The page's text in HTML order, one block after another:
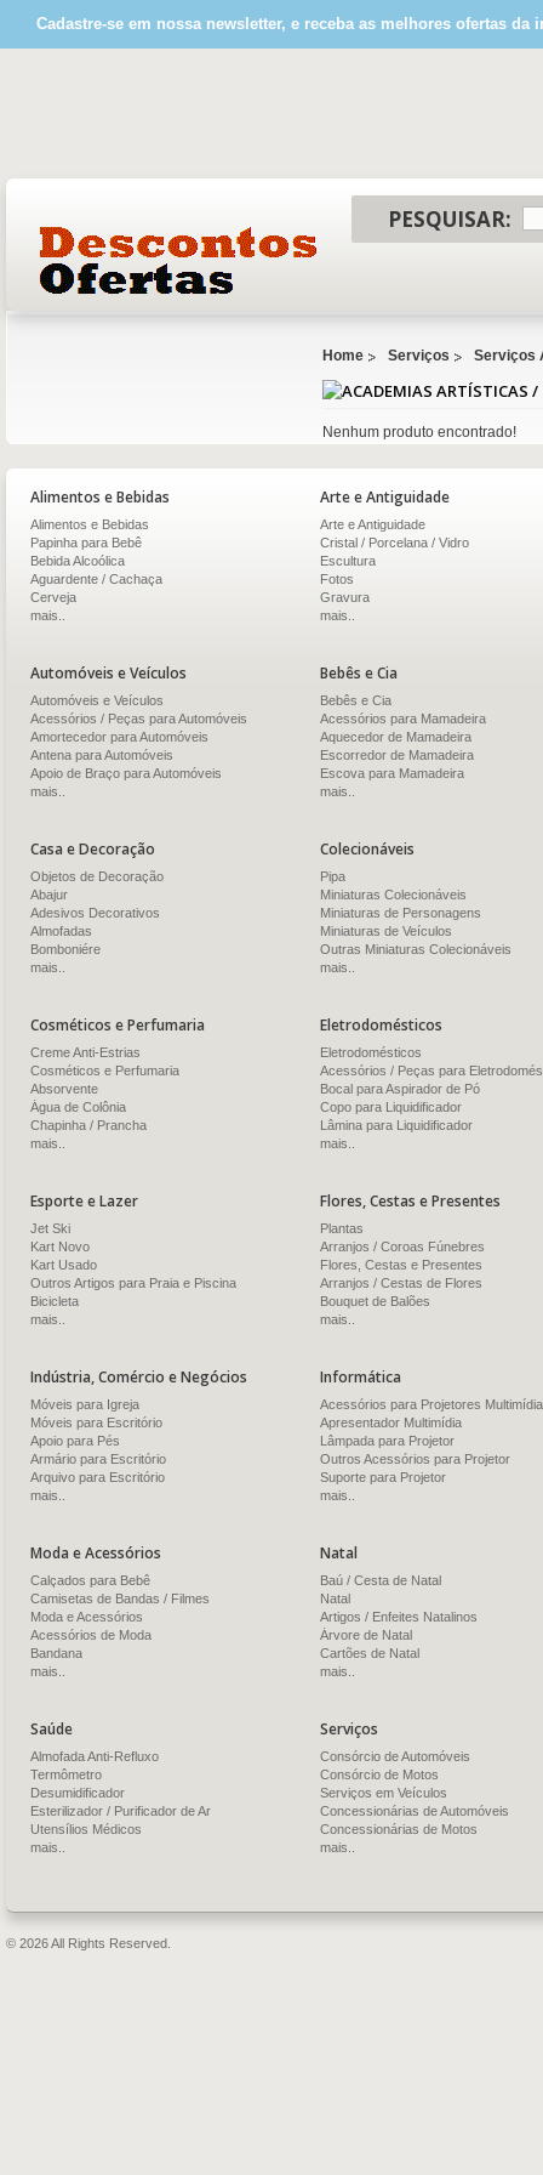
Cadastre-se em nossa newsletter, e receba as melhores ofertas da
PESQUISAR:
Home Serviços Serviços
Nenhum produto encontrado!
Alimentos e Bebidas
Alimentos e Bebidas
Papinha para Bebê
Bebida Alcoólica
Aguardente / Cachaça
Cerveja
mais..
Arte e Antiguidade
Arte e Antiguidade
Cristal / Porcelana / Vidro
Escultura
Fotos
Gravura
mais..
Automóveis e Veículos
Automóveis e Veículos
Acessórios / Peças para Automóveis
Amortecedor para Automóveis
Antena para Automóveis
Apoio de Braço para Automóveis
mais..
Bebês e Cia
Bebês e Cia
Acessórios para Mamadeira
Aquecedor de Mamadeira
Escorredor de Mamadeira
Escova para Mamadeira
mais..
Casa e Decoração
Objetos de Decoração
Abajur
Adesivos Decorativos
Almofadas
Bomboniére
mais..
Colecionáveis
Pipa
Miniaturas Colecionáveis
Miniaturas de Personagens
Miniaturas de Veículos
Outras Miniaturas Colecionáveis
mais..
Cosméticos e Perfumaria
Creme Anti-Estrias
Cosméticos e Perfumaria
Absorvente
Água de Colônia
Chapinha / Prancha
mais..
Eletrodomésticos
Eletrodomésticos
Acessórios / Peças para
Bocal para Aspirador de Pó
Copo para Liquidificador
Lâmina para Liquidificador
mais..
Esporte e Lazer
Jet Ski
Kart Novo
Kart Usado
Outros Artigos para Praia e Piscina
Bicicleta
mais..
Flores, Cestas e Presentes
Plantas
Arranjos / Coroas Fúnebres
Flores, Cestas e Presentes
Arranjos / Cestas de Flores
Bouquet de Balões
mais..
Indústria, Comércio e Negócios
Móveis para Igreja
Móveis para Escritório
Apoio para Pés
Armário para Escritório
Arquivo para Escritório
mais..
Informática
Acessórios para Projetores Multimídia
Apresentador Multimídia
Lâmpada para Projetor
Outros Acessórios para Projetor
Suporte para Projetor
mais..
Moda e Acessórios
Calçados para Bebê
Camisetas de Bandas / Filmes
Moda e Acessórios
Acessórios de Moda
Bandana
mais..
Natal
Baú / Cesta de Natal
Natal
Artigos / Enfeites Natalinos
Árvore de Natal
Cartões de Natal
mais..
Saúde
Almofada Anti-Refluxo
Termômetro
Desumidificador
Esterilizador / Purificador de Ar
Utensílios Médicos
mais..
Serviços
Consórcio de Automóveis
Consórcio de Motos
Serviços em Veículos
Concessionárias de Automóveis
Concessionárias de Motos
mais..
© 2026 All Rights Reserved.